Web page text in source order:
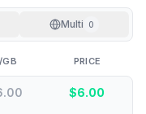
Multi 0
GB PRICE
$6.00